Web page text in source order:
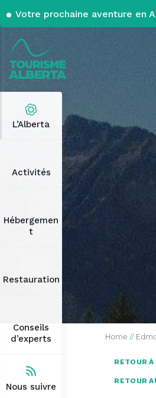
Votre prochaine aventure en
L’Alberta
Activités
Hébergemen
t
Restauration
Conseils
d’experts
Nous suivre
Home //
RETOUR À
RETOUR